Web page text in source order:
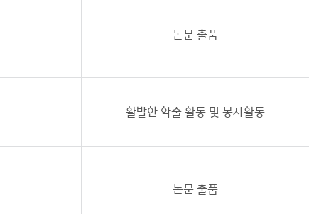
논문 출품
활발한 학술 활동 및 봉사활동
논문 출품